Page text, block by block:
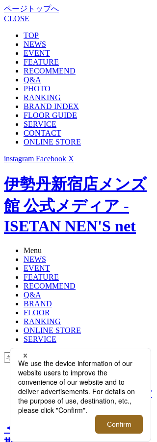
ページトップへ
CLOSE
TOP
NEWS
EVENT
FEATURE
RECOMMEND
Q&A
PHOTO
RANKING
BRAND INDEX
FLOOR GUIDE
SERVICE
CONTACT
ONLINE STORE
instagram Facebook X
伊勢丹新宿店メンズ
館 公式メディア -
ISETAN NEN'S net
Menu
NEWS
EVENT
FEATURE
RECOMMEND
Q&A
BRAND
FLOOR
RANKING
ONLINE STORE
SERVICE
TOP
PHOTO
＜HERMÈS/エルメス＞｜期間限定ブ
ティックが伊勢丹メンズ館に登場！
＜HERMÈS/エルメス＞｜